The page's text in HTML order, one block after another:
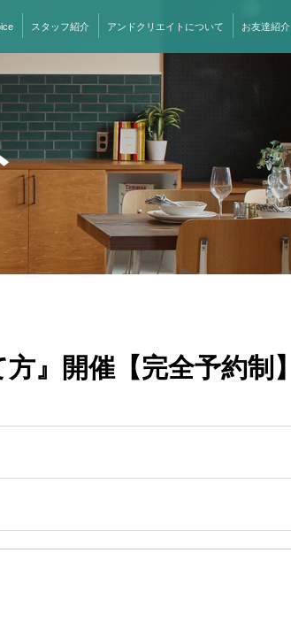
スタッフ紹介 アンドクリエイトについて お友達紹介
』開催【完全予約制】